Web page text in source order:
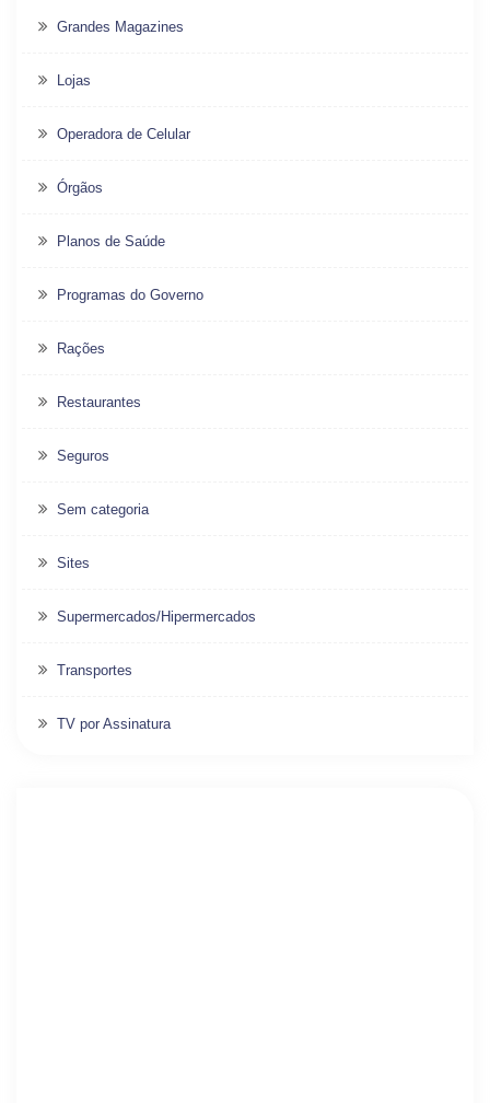
Grandes Magazines
Lojas
Operadora de Celular
Órgãos
Planos de Saúde
Programas do Governo
Rações
Restaurantes
Seguros
Sem categoria
Sites
Supermercados/Hipermercados
Transportes
TV por Assinatura